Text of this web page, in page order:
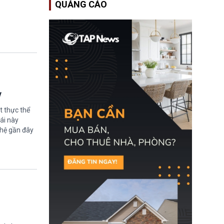
thực thể
này
gần đây
nguy cơ thiếu hụt lực
lượng trầm trọng. Điều
này cần được đặc biệt
chú ý bởi nếu các siêu
bão đổ bộ Hoa Kỳ ở nửa
cuối năm 2026, lực
lượng ứng phó “mỏng”
có thể làm nghẽn công
tác cứu trợ; dẫn đến hệ
thống ứng phó khẩn cấp
quốc gia quá tải.
QUẢNG CÁO